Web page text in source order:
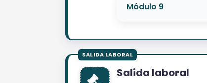
Módulo 9
Salida laboral